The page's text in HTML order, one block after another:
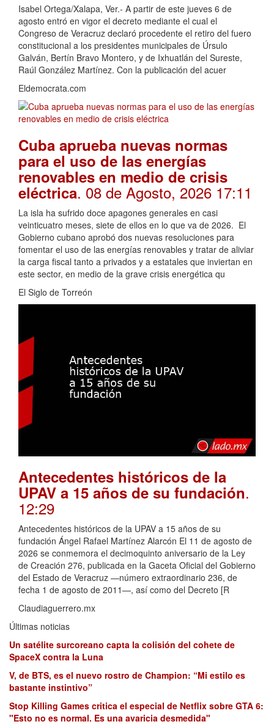
Isabel Ortega/Xalapa, Ver.- A partir de este jueves 6 de
agosto entró en vigor el decreto mediante el cual el
Congreso de Veracruz declaró procedente el retiro del fuero
constitucional a los presidentes municipales de Úrsulo
Galván, Bertín Bravo Montero, y de Ixhuatlán del Sureste,
Raúl González Martínez. Con la publicación del acuer
Eldemocrata.com
Cuba aprueba nuevas normas
para el uso de las energías
renovables en medio de crisis
eléctrica. 08 de Agosto, 2026 17:11
La isla ha sufrido doce apagones generales en casi
veinticuatro meses, siete de ellos en lo que va de 2026. El
Gobierno cubano aprobó dos nuevas resoluciones para
fomentar el uso de las energías renovables y tratar de aliviar
la carga fiscal tanto a privados y a estatales que inviertan en
este sector, en medio de la grave crisis energética qu
El Siglo de Torreón
Antecedentes históricos de la
UPAV a 15 años de su fundación.
12:29
Antecedentes históricos de la UPAV a 15 años de su
fundación Ángel Rafael Martínez Alarcón El 11 de agosto de
2026 se conmemora el decimoquinto aniversario de la Ley
de Creación 276, publicada en la Gaceta Oficial del Gobierno
del Estado de Veracruz —número extraordinario 236, de
fecha 1 de agosto de 2011—, así como del Decreto [R
Claudiaguerrero.mx
Últimas noticias
Un satélite surcoreano capta la colisión del cohete de
SpaceX contra la Luna
V, de BTS, es el nuevo rostro de Champion: “Mi estilo es
bastante instintivo”
Stop Killing Games critica el especial de Netflix sobre GTA 6:
"Esto no es normal. Es una avaricia desmedida"